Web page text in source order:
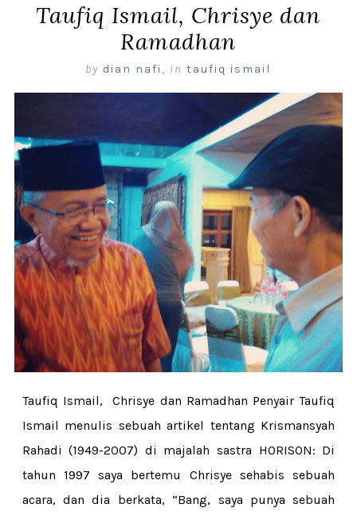
Taufiq Ismail, Chrisye dan
Ramadhan
by dian nafi , in taufiq ismail
Taufiq Ismail, Chrisye dan Ramadhan Penyair Taufiq
Ismail menulis sebuah artikel tentang Krismansyah
Rahadi (1949-2007) di majalah sastra HORISON: Di
tahun 1997 saya bertemu Chrisye sehabis sebuah
acara, dan dia berkata, “Bang, saya punya sebuah